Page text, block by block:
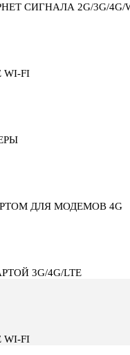
СИГНАЛА 2G/3G/4G/
WI-FI
ДЛЯ МОДЕМОВ 4G
3G/4G/LTE
WI-FI